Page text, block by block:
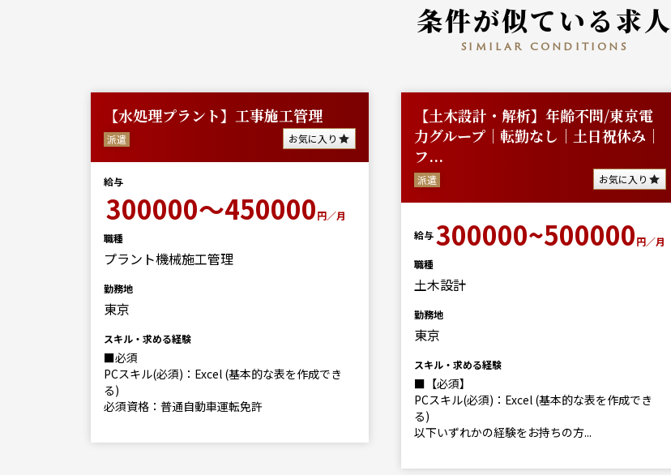
条件が似ている求人
similar conditions
【水処理プラント】工事施工管理
派遣 お気に入り
給与
300000～450000円／月
職種
プラント機械施工管理
勤務地
東京
スキル・求める経験
■必須
PCスキル(必須)：Excel (基本的な表を作成でき
る)
必須資格：普通自動車運転免許
【土木設計・解析】年齢不問/東京電
力グループ｜転勤なし｜土日祝休み｜
フ...
派遣 お気に入り
給与300000~500000円／月
職種
土木設計
勤務地
東京
スキル・求める経験
■【必須】
PCスキル(必須)：Excel (基本的な表を作成でき
る)
以下いずれかの経験をお持ちの方...